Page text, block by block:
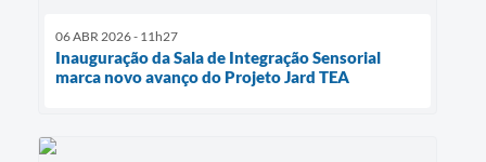
06 ABR 2026 - 11h27
Inauguração da Sala de Integração Sensorial
marca novo avanço do Projeto Jard TEA